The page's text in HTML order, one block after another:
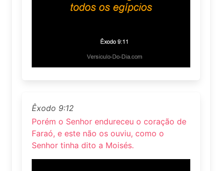
Êxodo 9:12
Porém o Senhor endureceu o coração de
Faraó, e este não os ouviu, como o
Senhor tinha dito a Moisés.